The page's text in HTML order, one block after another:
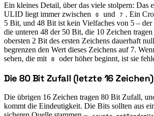
Ein kleines Detail, über das viele stolpern: Das
ULID liegt immer zwischen
0 und 7 . Ein
5 Bit, und 48 Bit ist kein Vielfaches von 5 – der
die unteren 48 der 50 Bit, die 10 Zeichen tragen
obersten 2 Bit des ersten Zeichens dauerhaft
begrenzen den Wert dieses Zeichens auf 7.
sehen, die mit
8 oder höher beginnt, ist sie
#
Die 80 Bit Zufall (letzte 16 Zeichen)
Die übrigen 16 Zeichen tragen 80 Bit Zufall,
kommt die Eindeutigkeit. Die Bits sollten aus